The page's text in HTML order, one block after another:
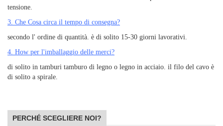
tensione.
3. Che Cosa circa il tempo di consegna?
secondo l' ordine di quantità. è di solito 15-30 giorni lavorativi.
4. How per l'imballaggio delle merci?
di solito in tamburi tamburo di legno o legno in acciaio. il filo del cavo è
di solito a spirale.
PERCHÉ SCEGLIERE NOI?